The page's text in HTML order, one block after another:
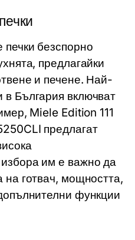
печки безспорно
предлагайки
и печене. Най-
в България включват
Miele Edition 111
предлагат
им е важно да
на готвач, мощността,
функции